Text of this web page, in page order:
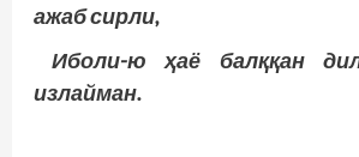
ажаб сирли,
Иболи-ю ҳаё балққан
излайман.